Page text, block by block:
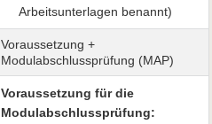
Arbeitsunterlagen benannt)
Voraussetzung +
Modulabschlussprüfung (MAP)
Voraussetzung für die
Modulabschlussprüfung: